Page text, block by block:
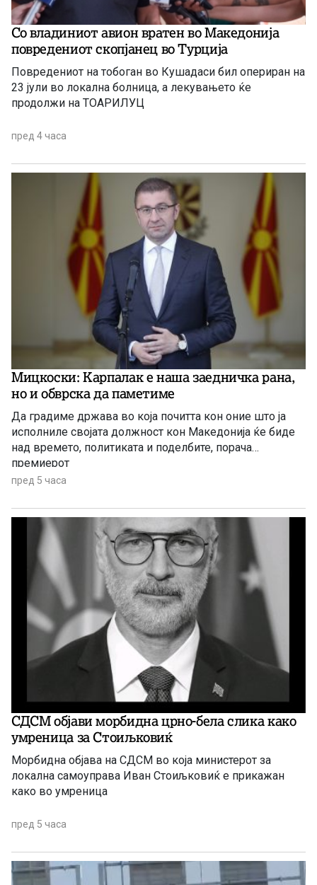
Со владиниот авион вратен во Македонија
повредениот скопјанец во Турција
Повредениот на тобоган во Кушадаси бил опериран на
23 јули во локална болница, а лекувањето ќе
продолжи на ТОАРИЛУЦ
пред 4 часа
Мицкоски: Карпалак е наша заедничка рана,
но и обврска да паметиме
Да градиме држава во која почитта кон оние што ја
исполниле својата должност кон Македонија ќе биде
над времето, политиката и поделбите, порача
премиерот
пред 5 часа
СДСМ објави морбидна црно-бела слика како
умреница за Стоиљковиќ
Морбидна објава на СДСМ во која министерот за
локална самоуправа Иван Стоиљковиќ е прикажан
како во умреница
пред 5 часа